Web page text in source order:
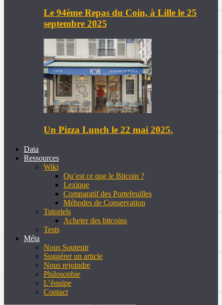
Le 94ème Repas du Coin, à Lille le 25
septembre 2025
Un Pizza Lunch le 22 mai 2025.
Data
Ressources
Wiki
Qu’est ce que le Bitcoin ?
Lexique
Comparatif des Portefeuilles
Méhodes de Conservation
Tutoriels
Acheter des bitcoins
Tests
Méta
Nous Soutenir
Suggérer un article
Nous rejoindre
Philosophie
L’équipe
Contact